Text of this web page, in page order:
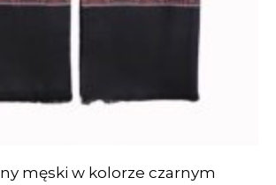
męski w kolorze czarnym